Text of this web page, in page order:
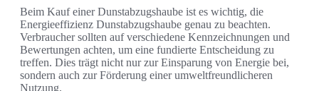
Beim Kauf einer Dunstabzugshaube ist es wichtig, die
Energieeffizienz Dunstabzugshaube genau zu beachten.
Verbraucher sollten auf verschiedene Kennzeichnungen und
Bewertungen achten, um eine fundierte Entscheidung zu
treffen. Dies trägt nicht nur zur Einsparung von Energie bei,
sondern auch zur Förderung einer umweltfreundlicheren
Nutzung.